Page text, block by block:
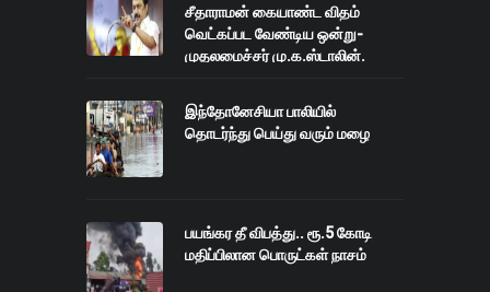
சீதாராமன் கையாண்ட விதம்
வெட்கப்பட வேண்டிய ஒன்று-
முதலமைச்சர் மு.க.ஸ்டாலின்.
இந்தோனேசியா பாலியில்
தொடர்ந்து பெய்து வரும் மழை
பயங்கர தீ விபத்து.. ரூ.5 கோடி
மதிப்பிலான பொருட்கள் நாசம்